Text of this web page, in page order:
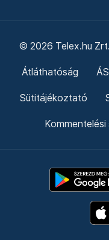
© 2026 Telex.hu Zrt.
Átláthatóság
Sütitájékoztató